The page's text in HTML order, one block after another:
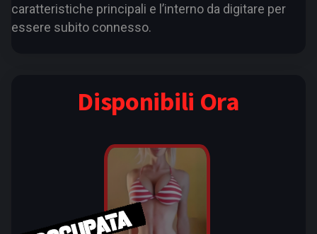
caratteristiche principali e l’interno da digitare per
essere subito connesso.
Disponibili Ora